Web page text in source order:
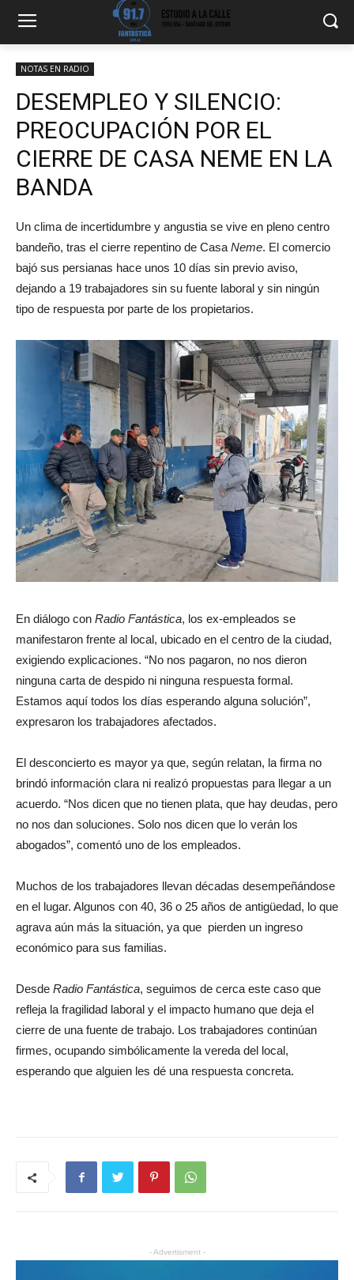
NOTAS EN RADIO
DESEMPLEO Y SILENCIO:
PREOCUPACIÓN POR EL
CIERRE DE CASA NEME EN LA
BANDA
Un clima de incertidumbre y angustia se vive en pleno centro
bandeño, tras el cierre repentino de Casa Neme. El comercio
bajó sus persianas hace unos 10 días sin previo aviso,
dejando a 19 trabajadores sin su fuente laboral y sin ningún
tipo de respuesta por parte de los propietarios.
En diálogo con Radio Fantástica, los ex-empleados se
manifestaron frente al local, ubicado en el centro de la ciudad,
exigiendo explicaciones. “No nos pagaron, no nos dieron
ninguna carta de despido ni ninguna respuesta formal.
Estamos aquí todos los días esperando alguna solución”,
expresaron los trabajadores afectados.
El desconcierto es mayor ya que, según relatan, la firma no
brindó información clara ni realizó propuestas para llegar a un
acuerdo. “Nos dicen que no tienen plata, que hay deudas, pero
no nos dan soluciones. Solo nos dicen que lo verán los
abogados”, comentó uno de los empleados.
Muchos de los trabajadores llevan décadas desempeñándose
en el lugar. Algunos con 40, 36 o 25 años de antigüedad, lo que
agrava aún más la situación, ya que pierden un ingreso
económico para sus familias.
Desde Radio Fantástica, seguimos de cerca este caso que
refleja la fragilidad laboral y el impacto humano que deja el
cierre de una fuente de trabajo. Los trabajadores continúan
firmes, ocupando simbólicamente la vereda del local,
esperando que alguien les dé una respuesta concreta.
- Advertisment -